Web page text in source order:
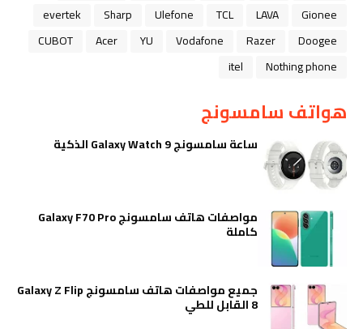
Gionee
LAVA
TCL
Ulefone
Sharp
evertek
Doogee
Razer
Vodafone
YU
Acer
CUBOT
Nothing phone
itel
هواتف سامسونج
ساعة سامسونج Galaxy Watch 9 الذكية
مواصفات هاتف سامسونج Galaxy F70 Pro
كاملة
جميع مواصفات هاتف سامسونج Galaxy Z Flip
8 القابل للطي